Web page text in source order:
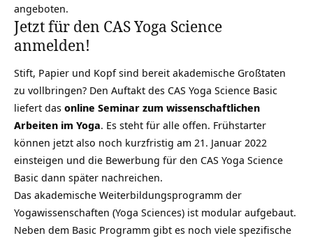
angeboten.
Jetzt für den CAS Yoga Science
anmelden!
Stift, Papier und Kopf sind bereit akademische Großtaten
zu vollbringen? Den Auftakt des CAS Yoga Science Basic
liefert das online Seminar zum wissenschaftlichen
Arbeiten im Yoga. Es steht für alle offen. Frühstarter
können jetzt also noch kurzfristig am 21. Januar 2022
einsteigen und die Bewerbung für den CAS Yoga Science
Basic dann später nachreichen.
Das akademische Weiterbildungsprogramm der
Yogawissenschaften (Yoga Sciences) ist modular aufgebaut.
Neben dem Basic Programm gibt es noch viele spezifische